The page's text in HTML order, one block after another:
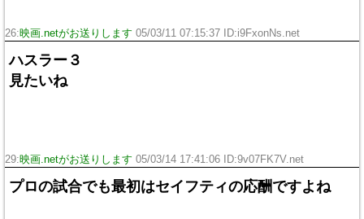
26:映画.netがお送りします 05/03/11 07:15:37 ID:i9FxonNs.net
ハスラー３
見たいね
29:映画.netがお送りします 05/03/14 17:41:06 ID:9v07FK7V.net
プロの試合でも最初はセイフティの応酬ですよね